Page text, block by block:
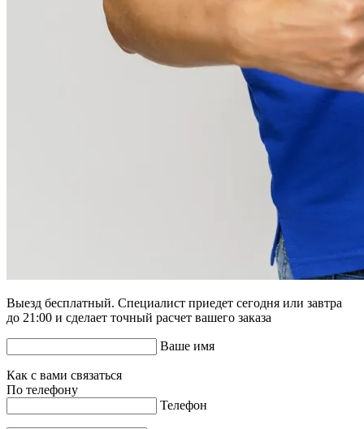
Выезд бесплатный. Специалист приедет сегодня или завтра
до 21:00 и сделает точный расчет вашего заказа
Ваше имя
Как с вами связаться
По телефону
Телефон